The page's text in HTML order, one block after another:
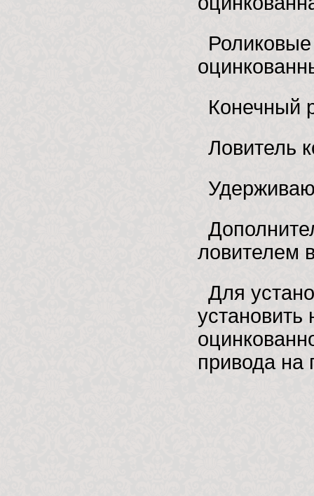
Конечный
Ловитель
ловителем
Для
установить
привода на